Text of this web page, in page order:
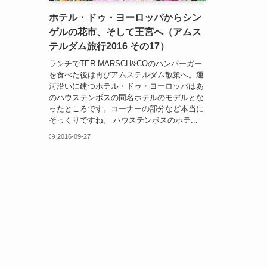
ホテル・ドゥ・ヨーロッパからシン
ゲルの花市、そして王宮へ（アムス
テルダム旅行2016 その17）
ランチでTER MARSCH&COのハンバーガー
を食べた後は再びアムステルダム散策へ。運
河沿いに建つホテル・ドゥ・ヨーロッパはあ
のハウステンボスの同名ホテルのモデルとな
ったところです。コーナーの部分など本当に
そっくりですね。 ハウステンボスのホテ...
2016-09-27